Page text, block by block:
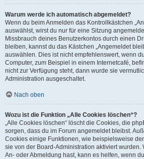
Warum werde ich automatisch abgemeldet?
Wenn du beim Anmelden das Kontrollkästchen
auswählst, wirst du nur für eine Sitzung
Missbrauch deines Benutzerkontos durch einen
bleiben, kannst du das Kästchen „Angemeldet
auswählen. Dies ist nicht empfehlenswert, wenn
Computer, zum Beispiel in einem Internetcafé,
nicht zur Verfügung steht, dann wurde sie
Administration ausgeschaltet.
Nach oben
Wozu ist die Funktion „Alle Cookies löschen“?
„Alle Cookies löschen“ löscht die Cookies, die
sorgen, dass du im Forum angemeldet bleibst.
Cookies einige Funktionen, wie beispielsweise
sie von der Board-Administration aktiviert wurden.
An- oder Abmeldung hast, kann es helfen, wenn